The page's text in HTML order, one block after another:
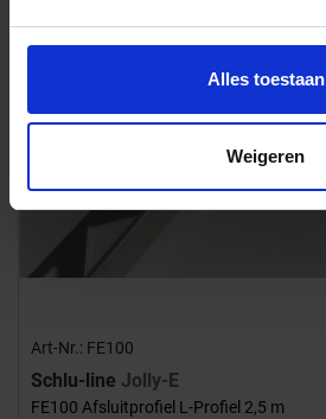
Alles toestaan
Weigeren
Art-Nr.: FE100
Schlu-line Jolly-E
FE100 Afsluitprofiel L-Profiel 2,5 m